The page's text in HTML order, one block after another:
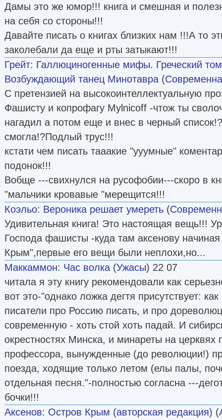
Дамы это же юмор!!! книга и смешная и
на себя со стороны!!!
Давайте писать о книгах близких нам !!!А то
заколебали да еще и рты затыкают!!!
Грейт: Галлюциногенные мифы. Греческий
Возбуждающий танец Минотавра (
С претензией на высокоинтеллектуальную
Фашисту и копрофагу Mylnicoff -чтож ты
нагадил а потом еще и внес в черный
смогла!?Подлый трус!!!
кстати чем писать тааакие "ууумные"
подонок!!!
Вобще ---свихнулся на русофобии---скоро в
"мальчики кровавые "мерещится!!!
Коэльо: Вероника решает умереть (
Удивительная книга! Это настоящая вещь!!!
Господа фашисты -куда там аксенову начиная
Крым",первые его вещи были неплохи,но...
Маккаммон: Час волка (Ужасы) 22 07
читала я эту книгу рекомендовали как
вот это-"однако ложка дегтя присутствует:
писатели про Россию писать, и про
современную - хоть стой хоть падай. И
окрестностях Минска, и минареты на церквях
профессора, вынужденные (до революции!)
поезда, ходящие только летом (елы палы,
отдельная песня."-полностью согласна ---
бочки!!!
Аксенов: Остров Крым (авторская редакция) (